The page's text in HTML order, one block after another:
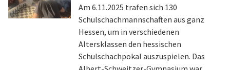
Am 6.11.2025 trafen sich 130
Schulschachmannschaften aus ganz
Hessen, um in verschiedenen
Altersklassen den hessischen
Schulschachpokal auszuspielen. Das